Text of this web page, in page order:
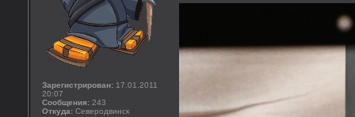
Зарегистрирован: 17.01.2011
20:07
Сообщения: 243
Откуда: Северодвинск